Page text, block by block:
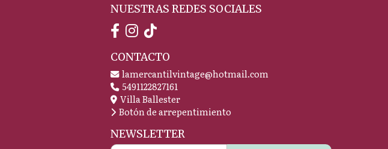
NUESTRAS REDES SOCIALES
CONTACTO
lamercantilvintage@hotmail.com
5491122827161
Villa Ballester
Botón de arrepentimiento
NEWSLETTER